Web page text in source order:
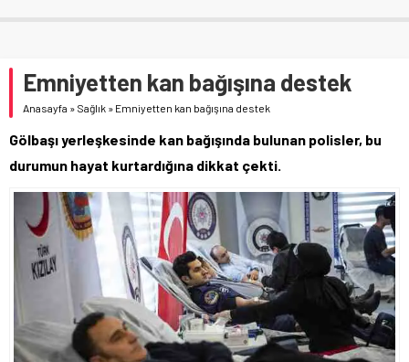
Emniyetten kan bağışına destek
Anasayfa » Sağlık » Emniyetten kan bağışına destek
Gölbaşı yerleşkesinde kan bağışında bulunan polisler, bu
durumun hayat kurtardığına dikkat çekti.